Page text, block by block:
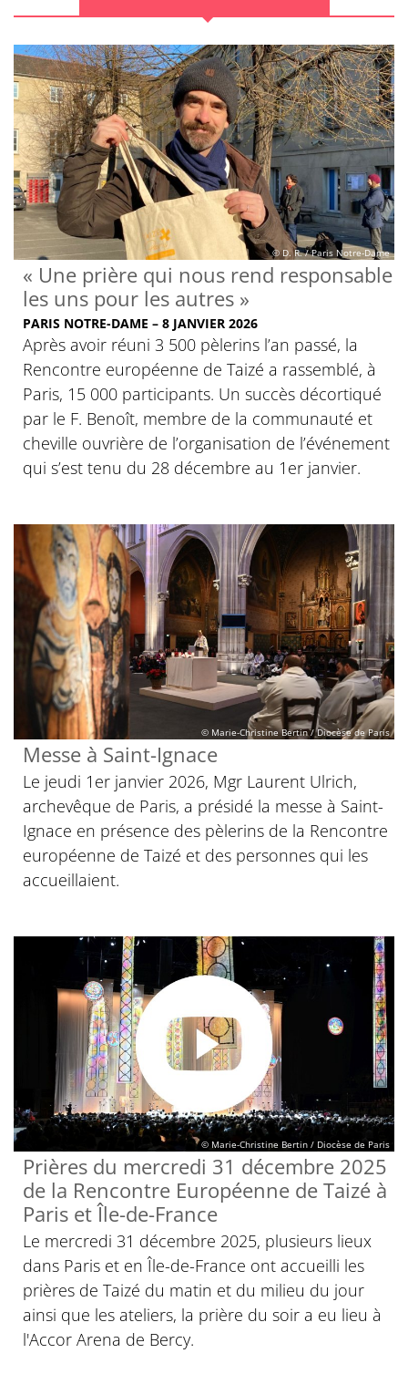
© D. R. / Paris Notre-Dame
« Une prière qui nous rend responsable
les uns pour les autres »
PARIS NOTRE-DAME – 8 JANVIER 2026
Après avoir réuni 3 500 pèlerins l’an passé, la
Rencontre européenne de Taizé a rassemblé, à
Paris, 15 000 participants. Un succès décortiqué
par le F. Benoît, membre de la communauté et
cheville ouvrière de l’organisation de l’événement
qui s’est tenu du 28 décembre au 1er janvier.
© Marie-Christine Bertin / Diocèse de Paris
Messe à Saint-Ignace
Le jeudi 1er janvier 2026, Mgr Laurent Ulrich,
archevêque de Paris, a présidé la messe à Saint-
Ignace en présence des pèlerins de la Rencontre
européenne de Taizé et des personnes qui les
accueillaient.
© Marie-Christine Bertin / Diocèse de Paris
Prières du mercredi 31 décembre 2025
de la Rencontre Européenne de Taizé à
Paris et Île-de-France
Le mercredi 31 décembre 2025, plusieurs lieux
dans Paris et en Île-de-France ont accueilli les
prières de Taizé du matin et du milieu du jour
ainsi que les ateliers, la prière du soir a eu lieu à
l'Accor Arena de Bercy.